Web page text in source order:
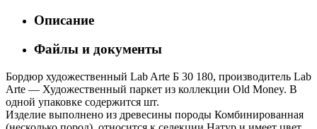
Описание
Файлы и документы
Бордюр художественный Lab Arte Б 30 180, производитель Lab
Arte — Художественный паркет из коллекции Old Money. В
одной упаковке содержится шт.
Изделие выполнено из древесины породы Комбинированная